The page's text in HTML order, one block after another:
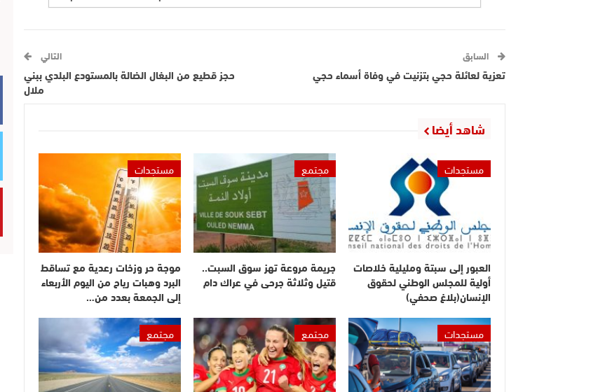
السابق
تعزية لعائلة حجي بتزنيت في وفاة أسماء حجي
التالي
حجز قطيع من البغال الضالة بالمستودع البلدي ببني
ملال
شاهد أيضا
مستجدات
العبور إلى سبتة ومليلية خلاصات
أولية للمجلس الوطني لحقوق
الإنسان(بلاغ صحفي)
مجتمع
جريمة مروعة تهز سوق السبت..
قتيل وثلاثة جرحى في عراك دام
مستجدات
موجة حر وزخات رعدية مع تساقط
البرد وهبات رياح من اليوم الأربعاء
إلى الجمعة بعدد من…
مستجدات
مجتمع مجتمع